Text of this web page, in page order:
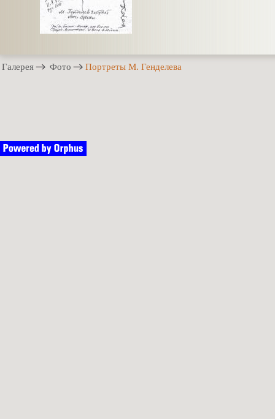
Галерея Фото Портреты М. Генделева